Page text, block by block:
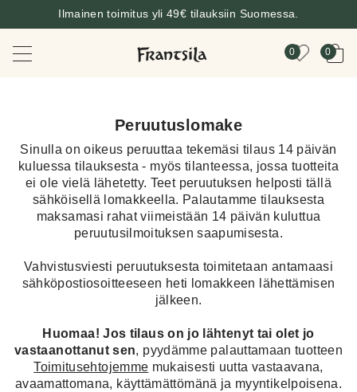
Ilmainen toimitus yli 49€ tilauksiin Suomessa.
0 0
Peruutuslomake
Sinulla on oikeus peruuttaa tekemäsi tilaus 14 päivän
kuluessa tilauksesta - myös tilanteessa, jossa tuotteita
ei ole vielä lähetetty. Teet peruutuksen helposti tällä
sähköisellä lomakkeella. Palautamme tilauksesta
maksamasi rahat viimeistään 14 päivän kuluttua
peruutusilmoituksen saapumisesta.
Vahvistusviesti peruutuksesta toimitetaan antamaasi
sähköpostiosoitteeseen heti lomakkeen lähettämisen
jälkeen.
Huomaa! Jos tilaus on jo lähtenyt tai olet jo
vastaanottanut sen, pyydämme palauttamaan tuotteen
Toimitusehtojemme mukaisesti uutta vastaavana,
avaamattomana, käyttämättömänä ja myyntikelpoisena.